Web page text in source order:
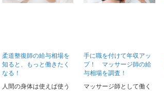
柔道整復師の給与相場を
知ると、もっと働きたく
なる！
人間の身体は使えば使う
手に職を付けて年収アッ
プ！ マッサージ師の給
与相場を調査！
マッサージ師として働く